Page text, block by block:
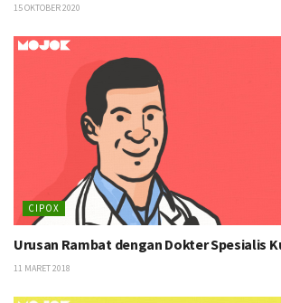
15 OKTOBER 2020
CIPOX
Urusan Rambat dengan Dokter Spesialis
11 MARET 2018